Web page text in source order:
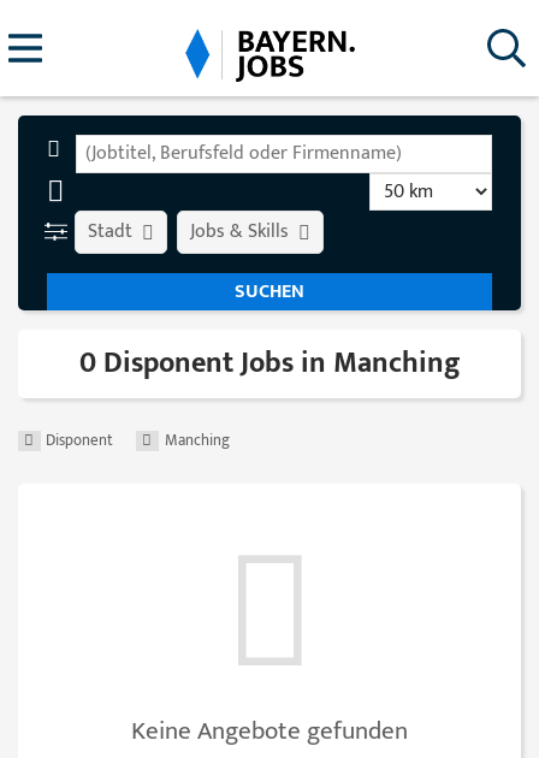
Stadt Jobs & Skills
0 Disponent Jobs in Manching
Disponent Manching
Keine Angebote gefunden